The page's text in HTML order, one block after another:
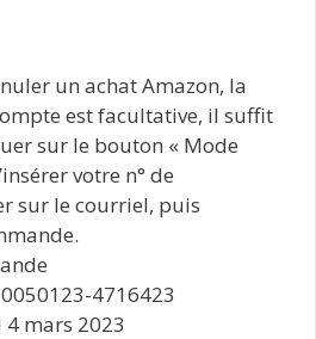
un achat Amazon, la
est facultative, il suffit
sur le bouton « Mode
votre n° de
sur le courriel, puis
4716423
4 mars 2023